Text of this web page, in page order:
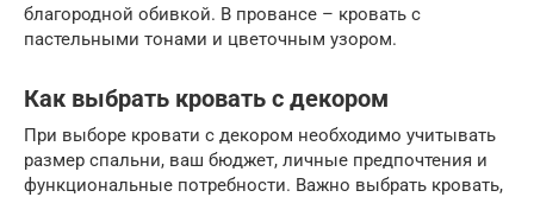
благородной обивкой. В провансе – кровать с
пастельными тонами и цветочным узором.
Как выбрать кровать с декором
При выборе кровати с декором необходимо учитывать
размер спальни, ваш бюджет, личные предпочтения и
функциональные потребности. Важно выбрать кровать,